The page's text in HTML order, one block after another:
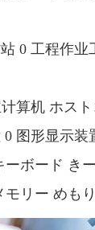
0 工程作
算机 ホス
0 图形显示
ーボード き
モリー めも